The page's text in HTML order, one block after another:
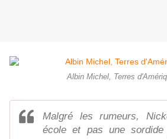
Albin Michel, Terres
Malgré les rumeurs,
école et pas une